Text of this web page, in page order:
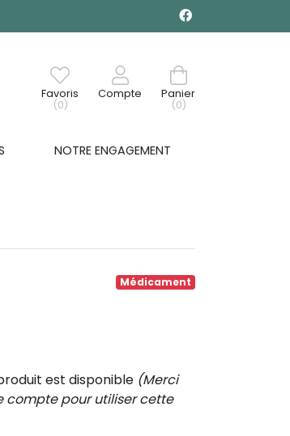
Favoris
(0)
Compte
Panier
(0)
NOTRE ENGAGEMENT
Médicament
est disponible (Merci
compte pour utiliser cette